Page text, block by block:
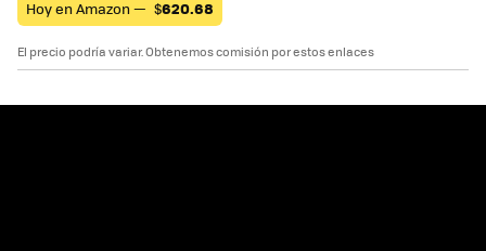
Hoy en Amazon — $620.68
El precio podría variar. Obtenemos comisión por estos enlaces